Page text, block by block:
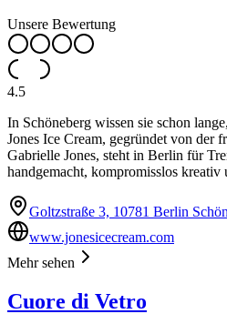
Unsere Bewertung
4.5
In Schöneberg wissen sie schon
Jones Ice Cream, gegründet von der
Gabrielle Jones, steht in Berlin für
handgemacht, kompromisslos
Goltzstraße 3, 10781 Berlin
www.jonesicecream.com
Mehr sehen
Cuore di Vetro